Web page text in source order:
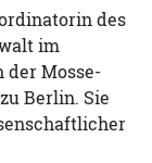
des
im
der Mosse-
Berlin. Sie